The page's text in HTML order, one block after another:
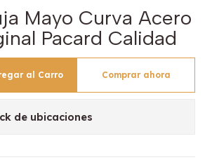
Mayo Curva Acero
Pacard Calidad
al Carro Comprar ahora
de ubicaciones